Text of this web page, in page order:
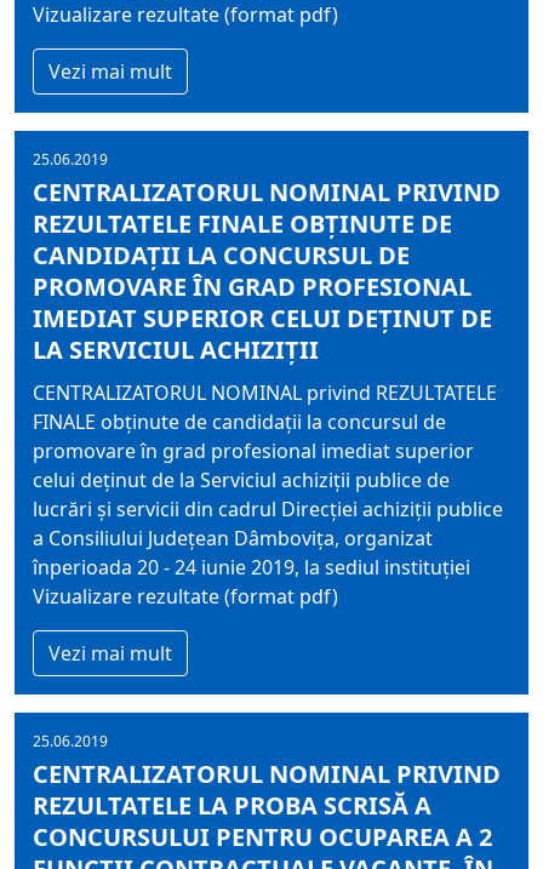
Vizualizare rezultate (format pdf)
Vezi mai mult
25.06.2019
CENTRALIZATORUL NOMINAL PRIVIND
REZULTATELE FINALE OBŢINUTE DE
CANDIDAŢII LA CONCURSUL DE
PROMOVARE ÎN GRAD PROFESIONAL
IMEDIAT SUPERIOR CELUI DEŢINUT DE
LA SERVICIUL ACHIZIŢII
CENTRALIZATORUL NOMINAL privind REZULTATELE
FINALE obţinute de candidaţii la concursul de
promovare în grad profesional imediat superior
celui deţinut de la Serviciul achiziţii publice de
lucrări şi servicii din cadrul Direcţiei achiziţii publice
a Consiliului Judeţean Dâmboviţa, organizat
înperioada 20 - 24 iunie 2019, la sediul instituţiei
Vizualizare rezultate (format pdf)
Vezi mai mult
25.06.2019
CENTRALIZATORUL NOMINAL PRIVIND
REZULTATELE LA PROBA SCRISĂ A
CONCURSULUI PENTRU OCUPAREA A 2